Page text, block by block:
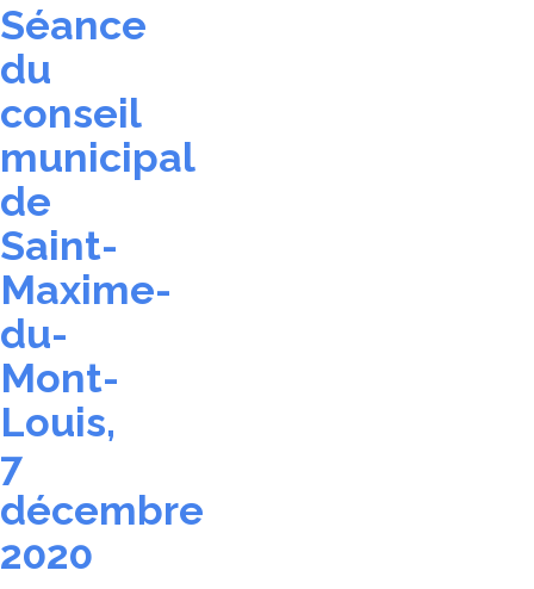
Séance
du
conseil
municipal
de
Saint-
Maxime-
du-
Mont-
Louis,
7
décembre
2020